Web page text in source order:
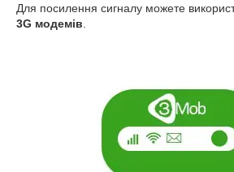
Для посилення сигналу можете
3G модемів